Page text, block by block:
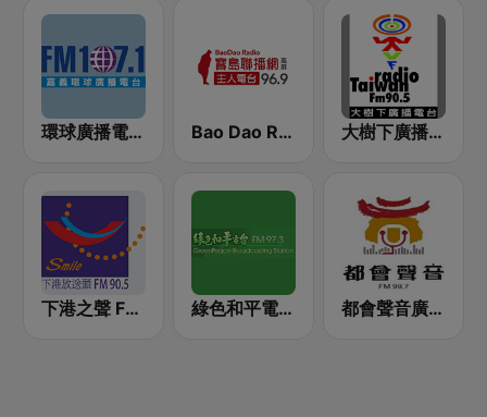
環球廣播電台 107.1 FM Bao Dao Radio 主人電台 FM96.9 大樹下廣播電台
下港之聲 FM 90.5 綠色和平電台 97.3 FM (GreenPeace) 都會聲音廣播電台FM99.7